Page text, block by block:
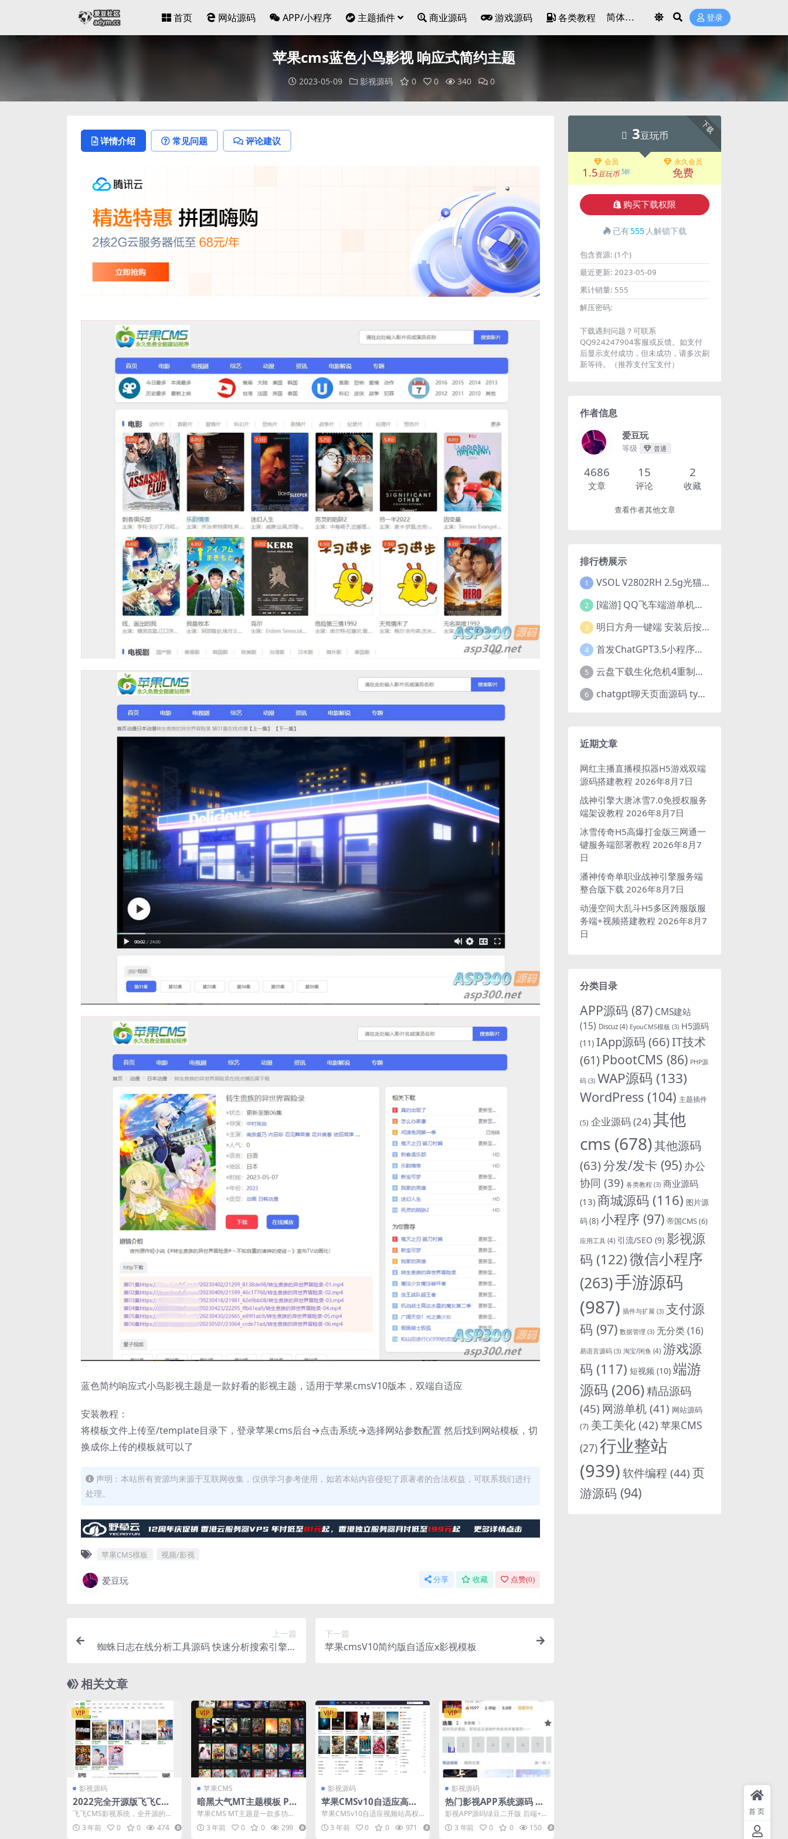
首页 网站源码 APP/小程序 主题插件 商业源码 游戏源码 各类教程 登录
苹果cms蓝色小鸟影视 响应式简约主题
2023-05-09 影视源码 0 0 340 0
详情介绍 常见问题 评论建议
蓝色简约响应式小鸟影视主题是一款好看的影视主题，适用于苹果cmsV10版本，双端自适应
安装教程：
将模板文件上传至/template目录下，登录苹果cms后台→点击系统→选择网站参数配置 然后找到网站模板，切
换成你上传的模板就可以了
声明：本站所有资源均来源于互联网收集，仅供学习参考使用，如若本站内容侵犯了原著者的合法权益，可联系我们进行
处理。
苹果CMS模板 视频/影视
爱豆玩 分享 收藏 点赞(0)
上一篇
蜘蛛日志在线分析工具源码 快速分析搜索引擎网
下一篇
苹果cmsV10简约版自适应x影视模板
相关文章
VIP
影视源码
2022完全开源版飞飞CMS
影视系统/自带付费点播/
自带采集/无需购买播放
器/对接免签约支付接口
飞飞CMS影视系统，全开源的一
款影视网站系统，带有VIP会员中
心，支持付费点播，...
3 年前 0 0 474
VIP
苹果CMS
暗黑大气MT主题模板 PC
版适用于苹果CMS V10
苹果CMS MT主题是一款多功能
的主题，适用于苹果CMS V10的
暗黑大气风格。...
3 年前 0 0 299
VIP
影视源码
苹果CMSv10自适应高权
重模板源码
苹果CMSv10自适应视频站高权
重模板，图文丰富提升百度SE
O，安装好苹果cms...
3 年前 0 0 971
VIP
影视源码
热门影视APP系统源码 可
二开 后端+app+搭建教程
影视APP源码绿豆二开版 后端+a
pp+搭建教程都在压缩包里，搭
建步骤和绿豆一样...
3 年前 0 0 150
下载
3豆玩币
会员
1.5豆玩币 5折
永久会员
免费
购买下载权限
已有555 人解锁下载
包含资源: (1个)
最近更新: 2023-05-09
累计销量: 555
解压密码:
下载遇到问题？可联系
QQ924247904客服或反馈。如支付
后显示支付成功，但未成功，请多次刷
新等待。（推荐支付宝支付）
作者信息
爱豆玩
等级 普通
4686
文章
15
评论
2
收藏
查看作者其他文章
排行榜展示
1 VSOL V2802RH 2.5g光猫 设置使用教程及设置SN教程-附带稳定固件使用手册等
2 [端游] QQ飞车端游单机版，各种车套装都有，免虚拟机
3 明日方舟一键端 安装后按说明启动即可
4 首发ChatGPT3.5小程序开源vue
5 云盘下载生化危机4重制版女皇豪华版分流+女皇学习补丁+修改器 解压即玩【阿里云盘】
6 chatgpt聊天页面源码 typecho博客程序joe主题
近期文章
网红主播直播模拟器H5游戏双端
源码搭建教程 2026年8月7日
战神引擎大唐冰雪7.0免授权服务
端架设教程 2026年8月7日
冰雪传奇H5高爆打金版三网通一
键服务端部署教程 2026年8月7
日
潘神传奇单职业战神引擎服务端
整合版下载 2026年8月7日
动漫空间大乱斗H5多区跨服版服
务端+视频搭建教程 2026年8月7
日
分类目录
APP源码 (87) CMS建站
(15) Discuz (4) EyouCMS模板 (3) H5源码
(11) IApp源码 (66)IT技术
(61) PbootCMS (86) PHP源
码 (3) WAP源码 (133)
WordPress (104) 主题插件
(5) 企业源码(24)其他
cms (678)其他源码
(63)分发/发卡 (95) 办公
协同 (39) 各类教程 (3) 商业源码
(13) 商城源码 (116) 图片源
码(8) 小程序 (97) 帝国CMS(6)
应用工具 (4) 引流/SEO (9) 影视源
码 (122)微信小程序
(263)手游源码
(987) 插件与扩展 (3) 支付源
码 (97) 数据管理 (3) 无分类(16)
易语言源码 (3) 淘宝/闲鱼 (4) 游戏源
码 (117) 短视频 (10) 端游
源码 (206)精品源码
(45) 网游单机 (41) 网站源码
(7) 美工美化 (42) 苹果CMS
(27)行业整站
(939)软件编程 (44)页
游源码 (94)
首页